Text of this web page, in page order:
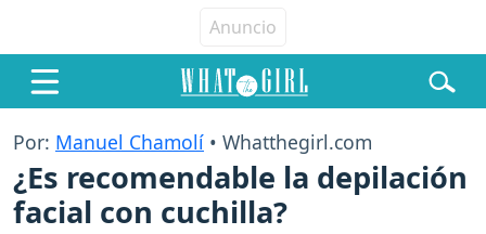
Por: Manuel Chamolí • Whatthegirl.com
¿Es recomendable la depilación
facial con cuchilla?